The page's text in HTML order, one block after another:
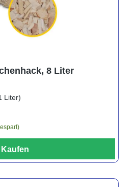
8 Liter
Liter)
Kaufen